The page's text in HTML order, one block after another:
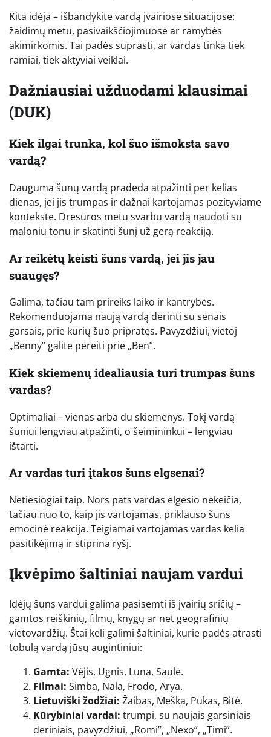
Kita idėja – išbandykite vardą įvairiose situacijose:
žaidimų metu, pasivaikščiojimuose ar ramybės
akimirkomis. Tai padės suprasti, ar vardas tinka tiek
ramiai, tiek aktyviai veiklai.
Dažniausiai užduodami klausimai
(DUK)
Kiek ilgai trunka, kol šuo išmoksta savo
vardą?
Dauguma šunų vardą pradeda atpažinti per kelias
dienas, jei jis trumpas ir dažnai kartojamas pozityviame
kontekste. Dresūros metu svarbu vardą naudoti su
maloniu tonu ir skatinti šunį už gerą reakciją.
Ar reikėtų keisti šuns vardą, jei jis jau
suaugęs?
Galima, tačiau tam prireiks laiko ir kantrybės.
Rekomenduojama naują vardą derinti su senais
garsais, prie kurių šuo pripratęs. Pavyzdžiui, vietoj
„Benny” galite pereiti prie „Ben”.
Kiek skiemenų idealiausia turi trumpas šuns
vardas?
Optimaliai – vienas arba du skiemenys. Tokį vardą
šuniui lengviau atpažinti, o šeimininkui – lengviau
ištarti.
Ar vardas turi įtakos šuns elgsenai?
Netiesiogiai taip. Nors pats vardas elgesio nekeičia,
tačiau nuo to, kaip jis vartojamas, priklauso šuns
emocinė reakcija. Teigiamai vartojamas vardas kelia
pasitikėjimą ir stiprina ryšį.
Įkvėpimo šaltiniai naujam vardui
Idėjų šuns vardui galima pasisemti iš įvairių sričių –
gamtos reiškinių, filmų, knygų ar net geografinių
vietovardžių. Štai keli galimi šaltiniai, kurie padės atrasti
tobulą vardą jūsų augintiniui:
Gamta: Vėjis, Ugnis, Luna, Saulė.
Filmai: Simba, Nala, Frodo, Arya.
Lietuviški žodžiai: Žaibas, Meška, Pūkas, Bitė.
Kūrybiniai vardai: trumpi, su naujais garsiniais
deriniais, pavyzdžiui, „Romi”, „Nexo”, „Timi”.